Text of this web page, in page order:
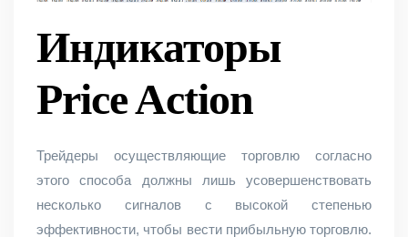
Индикаторы
Price Action
Трейдеры осуществляющие торговлю согласно
этого способа должны лишь усовершенствовать
несколько сигналов с высокой степенью
эффективности, чтобы вести прибыльную торговлю.